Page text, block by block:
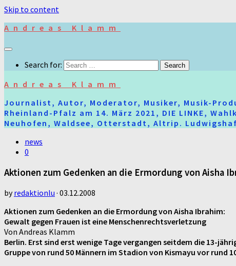
Skip to content
Andreas Klamm
Search for:
Andreas Klamm
Journalist, Autor, Moderator, Musiker, Musik-
Rheinland-Pfalz am 14. März 2021, DIE LINKE,
Neuhofen, Waldsee, Otterstadt, Altrip.
news
0
Aktionen zum Gedenken an die Ermordung von Aisha
byredaktionlu · 03.12.2008
Aktionen zum Gedenken an die Ermordung von Aisha Ibrahim:
Gewalt gegen Frauen ist eine Menschenrechtsverletzung
Von Andreas Klamm
Berlin. Erst sind erst wenige Tage vergangen seitdem die 13-
Gruppe von rund 50 Männern im Stadion von Kismayu vor rund